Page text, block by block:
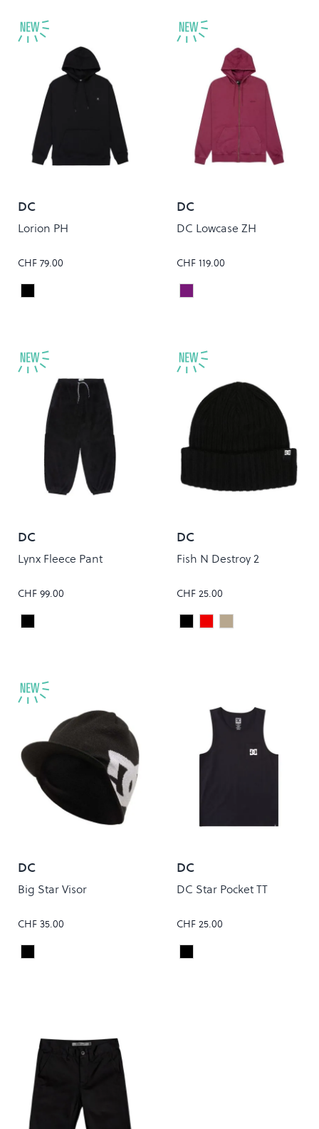
DC
Lorion PH
CHF 79.00
Colour
Black
DC
DC Lowcase ZH
CHF 119.00
Colour
FIG
DC
Lynx Fleece Pant
CHF 99.00
Colour
Black
DC
Fish N Destroy 2
CHF 25.00
Colour
BlackChili Pepper
Oatmeal
DC
Big Star Visor
CHF 35.00
Colour
Black
DC
DC Star Pocket TT
CHF 25.00
Colour
Black